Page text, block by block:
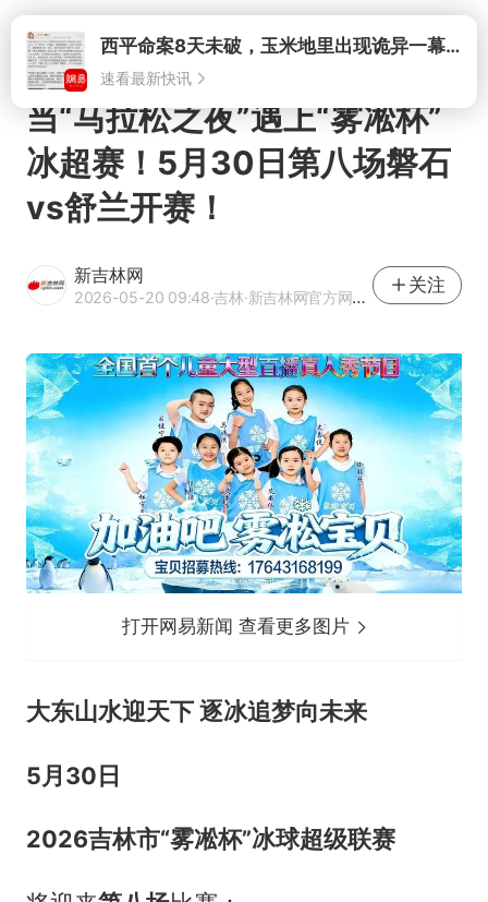
打开西平命案8天未破，玉米地里出现诡异一幕，我突然想起了欧金中
速看最新快讯
当“马拉松之夜”遇上“雾凇杯”
冰超赛！5月30日第八场磐石
vs舒兰开赛！
新吉林网
2026-05-20 09:48·吉林·新吉林网官方网易号
关注
打开网易新闻 查看更多图片
大东山水迎天下 逐冰追梦向未来
5月30日
2026吉林市“雾凇杯”冰球超级联赛